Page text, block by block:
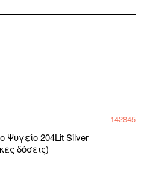
142845
Ψυγείο 204Lit Silver
δόσεις)